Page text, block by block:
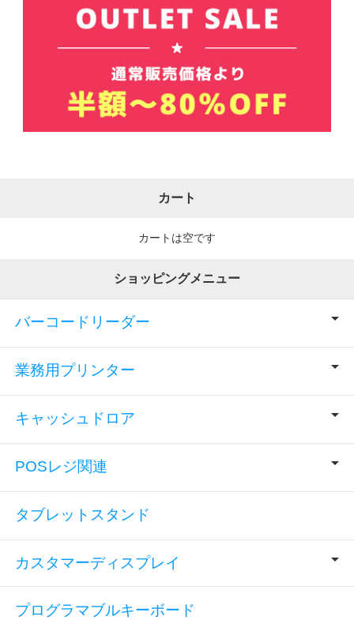
カート
カートは空です
ショッピングメニュー
バーコードリーダー
業務用プリンター
キャッシュドロア
POSレジ関連
タブレットスタンド
カスタマーディスプレイ
プログラマブルキーボード